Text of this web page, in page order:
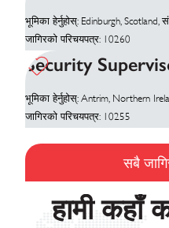
भूमिका हेर्नुहोस्: Edinburgh, Scotland,
जागिरको परिचयपत्र: 10260
Security
भूमिका हेर्नुहोस्: Antrim, Northern
जागिरको परिचयपत्र: 10255
सबै
हामी कहाँ